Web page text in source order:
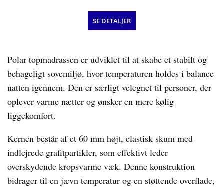
Polar topmadrassen er udviklet til at skabe et stabilt og
behageligt sovemiljø, hvor temperaturen holdes i balance
natten igennem. Den er særligt velegnet til personer, der
oplever varme nætter og ønsker en mere kølig
liggekomfort.
Kernen består af et 60 mm højt, elastisk skum med
indlejrede grafitpartikler, som effektivt leder
overskydende kropsvarme væk. Denne konstruktion
bidrager til en jævn temperatur og en støttende overflade,
SE DETALJER